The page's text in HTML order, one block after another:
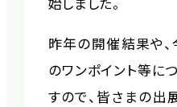
昨年の開催結果や
のワンポイント等に
すので、皆さまの